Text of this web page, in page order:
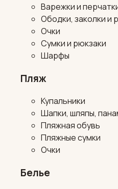
Варежки и
Ободки, заколки и
Очки
Сумки и рюкзаки
Шарфы
Пляж
Купальники
Шапки, шляпы,
Пляжная обувь
Пляжные сумки
Очки
Белье